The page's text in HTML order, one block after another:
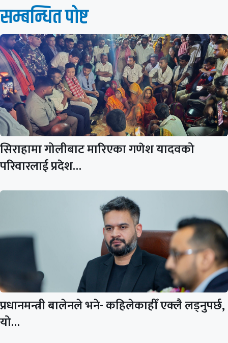
सम्बन्धित पाेष्ट
सिराहामा गोलीबाट मारिएका गणेश यादवको
परिवारलाई प्रदेश…
प्रधानमन्त्री बालेनले भने- कहिलेकाहीँ एक्लै लड्नुपर्छ,
यो…